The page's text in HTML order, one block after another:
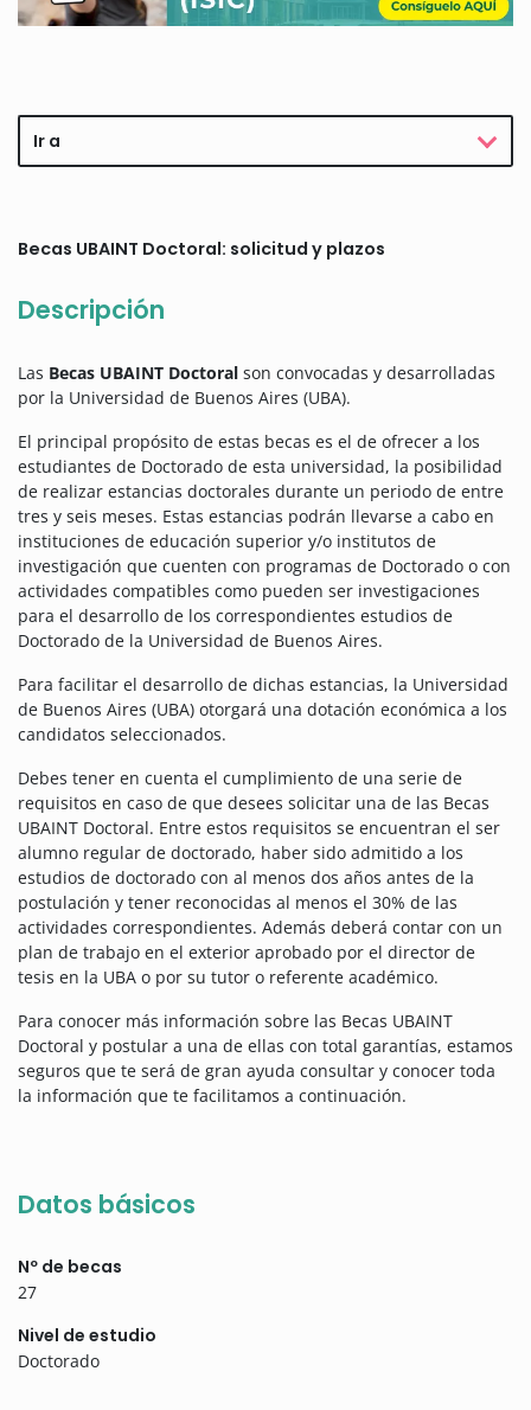
Ir a
Becas UBAINT Doctoral: solicitud y plazos
Descripción
Las Becas UBAINT Doctoral son convocadas y desarrolladas
por la Universidad de Buenos Aires (UBA).
El principal propósito de estas becas es el de ofrecer a los
estudiantes de Doctorado de esta universidad, la posibilidad
de realizar estancias doctorales durante un periodo de entre
tres y seis meses. Estas estancias podrán llevarse a cabo en
instituciones de educación superior y/o institutos de
investigación que cuenten con programas de Doctorado o con
actividades compatibles como pueden ser investigaciones
para el desarrollo de los correspondientes estudios de
Doctorado de la Universidad de Buenos Aires.
Para facilitar el desarrollo de dichas estancias, la Universidad
de Buenos Aires (UBA) otorgará una dotación económica a los
candidatos seleccionados.
Debes tener en cuenta el cumplimiento de una serie de
requisitos en caso de que desees solicitar una de las Becas
UBAINT Doctoral. Entre estos requisitos se encuentran el ser
alumno regular de doctorado, haber sido admitido a los
estudios de doctorado con al menos dos años antes de la
postulación y tener reconocidas al menos el 30% de las
actividades correspondientes. Además deberá contar con un
plan de trabajo en el exterior aprobado por el director de
tesis en la UBA o por su tutor o referente académico.
Para conocer más información sobre las Becas UBAINT
Doctoral y postular a una de ellas con total garantías, estamos
seguros que te será de gran ayuda consultar y conocer toda
la información que te facilitamos a continuación.
Datos básicos
Nº de becas
27
Nivel de estudio
Doctorado